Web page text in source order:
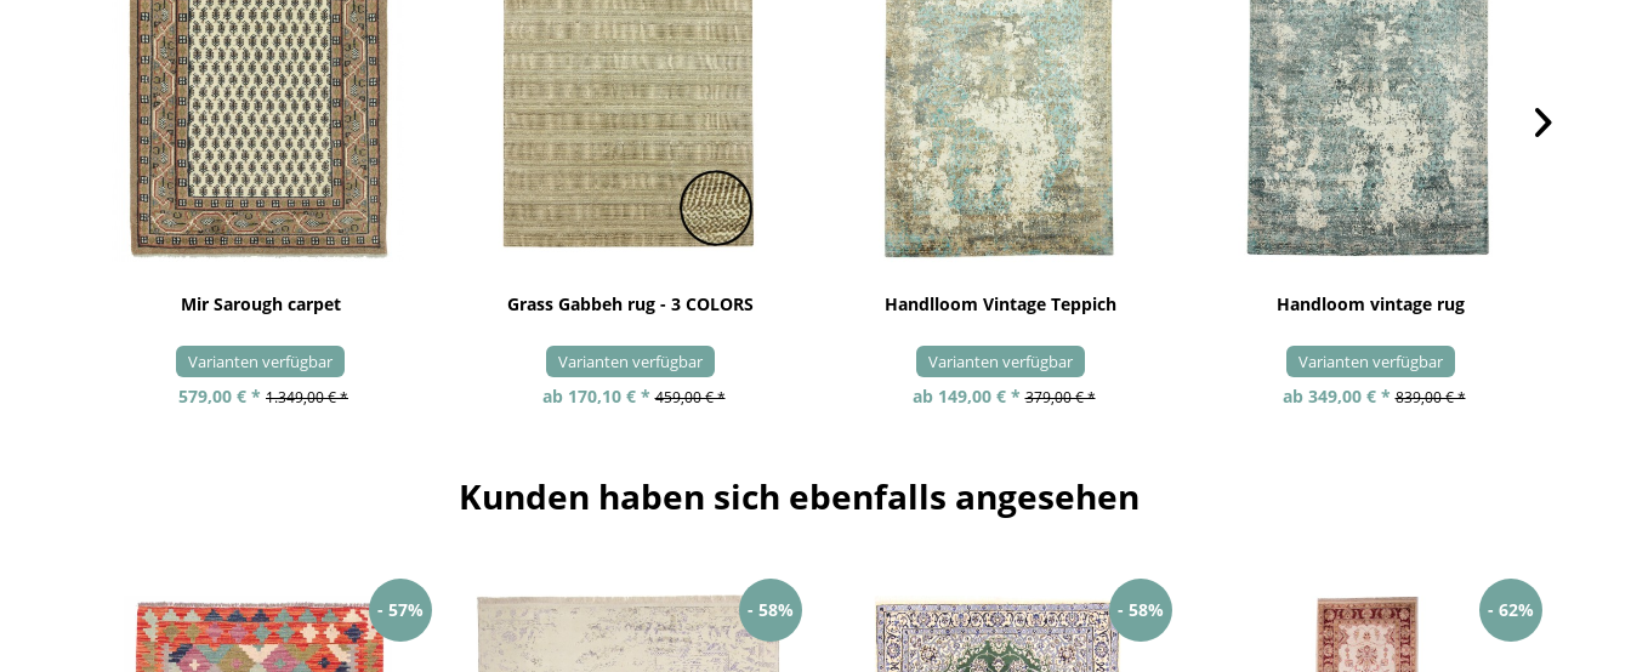
Mir Sarough carpet
Varianten verfügbar
579,00 € * 1.349,00 € *
Grass Gabbeh rug - 3 COLORS
Varianten verfügbar
ab 170,10 € * 459,00 € *
Handlloom Vintage Teppich
Varianten verfügbar
ab 149,00 € * 379,00 € *
Handloom vintage rug
Varianten verfügbar
ab 349,00 € * 839,00 € *
Kunden haben sich ebenfalls angesehen
- 57% - 58% - 58% - 62%